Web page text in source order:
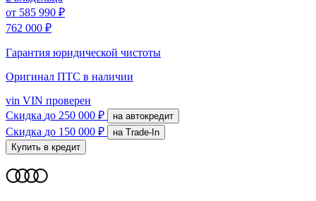
от 585 990 ₽
762 000 ₽
Гарантия юридической чистоты
Оригинал ПТС в наличии
vin VIN проверен
Скидка до 250 000 ₽ на автокредит
Скидка до 150 000 ₽
на Trade-In
Купить в кредит